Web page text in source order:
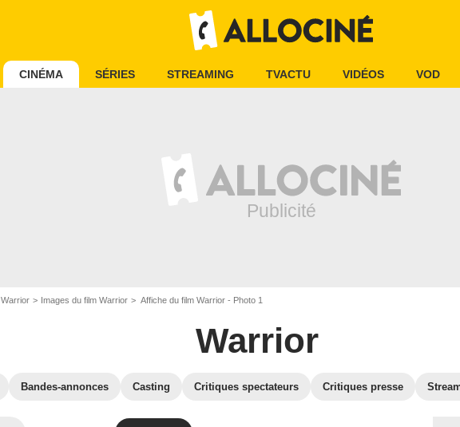
CINÉMA SÉRIES STREAMING TVACTU VIDÉOS VOD
Warrior Images du film Warrior Affiche du film Warrior - Photo 1
Warrior
Bandes-annonces Casting Critiques spectateurs Critiques presse